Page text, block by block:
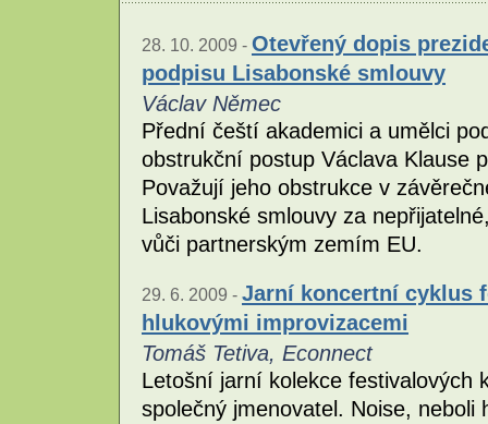
28. 10. 2009 - Otevřený dopis
podpisu Lisabonské smlouvy
Václav Němec
Přední čeští akademici a umělci
obstrukční postup Václava Klause
Považují jeho obstrukce v
Lisabonské smlouvy za
vůči partnerským zemím EU.
29. 6. 2009 - Jarní koncertní cyklus
hlukovými improvizacemi
Tomáš Tetiva, Econnect
Letošní jarní kolekce festivalových
společný jmenovatel. Noise,